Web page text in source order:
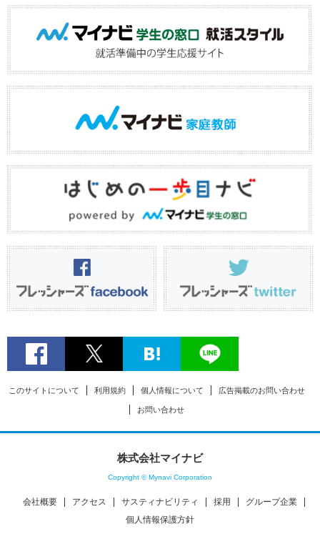
このサイトについて 利用規約 個人情報について 広告掲載のお問い合わせ
お問い合わせ
株式会社マイナビ
Copyright © Mynavi Corporation
会社概要 アクセス サスティナビリティ 採用
グループ企業
個人情報保護方針